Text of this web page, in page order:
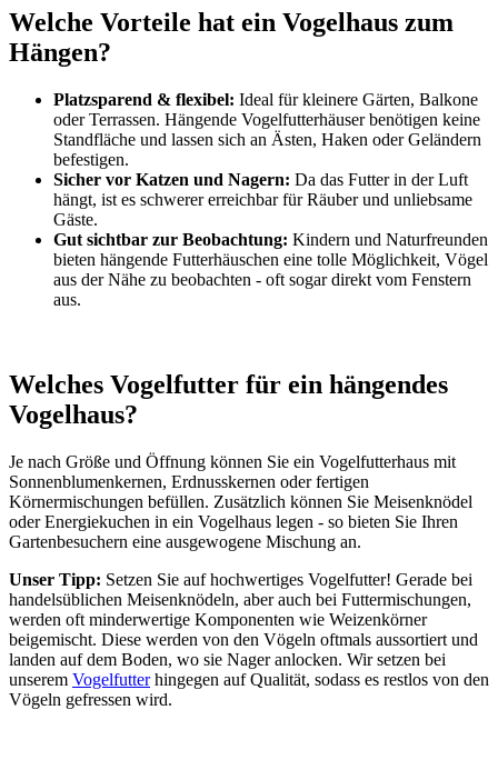
Welche Vorteile hat ein Vogelhaus zum
Hängen?
Platzsparend & flexibel: Ideal für kleinere Gärten, Balkone
oder Terrassen. Hängende Vogelfutterhäuser benötigen keine
Standfläche und lassen sich an Ästen, Haken oder Geländern
befestigen.
Sicher vor Katzen und Nagern: Da das Futter in der Luft
hängt, ist es schwerer erreichbar für Räuber und unliebsame
Gäste.
Gut sichtbar zur Beobachtung: Kindern und Naturfreunden
bieten hängende Futterhäuschen eine tolle Möglichkeit, Vögel
aus der Nähe zu beobachten - oft sogar direkt vom Fenstern
aus.
Welches Vogelfutter für ein hängendes
Vogelhaus?
Je nach Größe und Öffnung können Sie ein Vogelfutterhaus mit
Sonnenblumenkernen, Erdnusskernen oder fertigen
Körnermischungen befüllen. Zusätzlich können Sie Meisenknödel
oder Energiekuchen in ein Vogelhaus legen - so bieten Sie Ihren
Gartenbesuchern eine ausgewogene Mischung an.
Unser Tipp: Setzen Sie auf hochwertiges Vogelfutter! Gerade bei
handelsüblichen Meisenknödeln, aber auch bei Futtermischungen,
werden oft minderwertige Komponenten wie Weizenkörner
beigemischt. Diese werden von den Vögeln oftmals aussortiert und
landen auf dem Boden, wo sie Nager anlocken. Wir setzen bei
unserem Vogelfutterhingegen auf Qualität, sodass es restlos von den
Vögeln gefressen wird.